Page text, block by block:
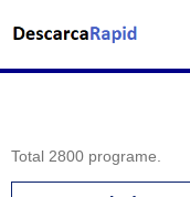
Total 2800 programe.